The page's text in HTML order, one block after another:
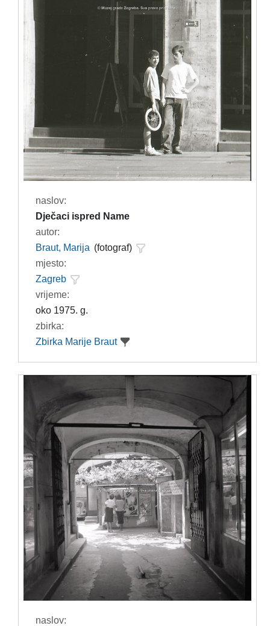
naslov:
Dječaci ispred Name
autor:
Braut, Marija (fotograf)
mjesto:
Zagreb
vrijeme:
oko 1975. g.
zbirka:
Zbirka Marije Braut
naslov: